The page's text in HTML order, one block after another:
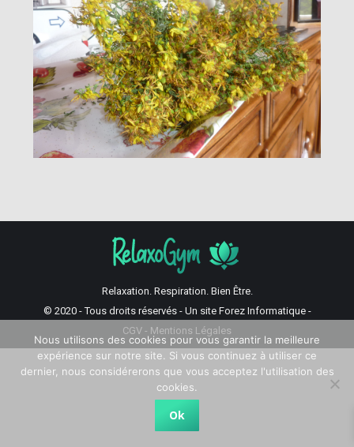
Relaxation. Respiration. Bien Être.
© 2020 - Tous droits réservés - Un site Forez Informatique-
CGV - Mentions Légales
Nous utilisons des cookies pour vous garantir la meilleure
expérience sur notre site. Si vous continuez à utiliser ce
dernier, nous considérerons que vous acceptez l'utilisation des
cookies.
Ok